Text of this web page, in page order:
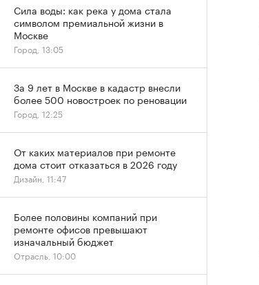
Сила воды: как река у дома стала
символом премиальной жизни в
Москве
Город, 13:05
За 9 лет в Москве в кадастр внесли
более 500 новостроек по реновации
Город, 12:25
От каких материалов при ремонте
дома стоит отказаться в 2026 году
Дизайн, 11:47
Более половины компаний при
ремонте офисов превышают
изначальный бюджет
Отрасль, 10:00